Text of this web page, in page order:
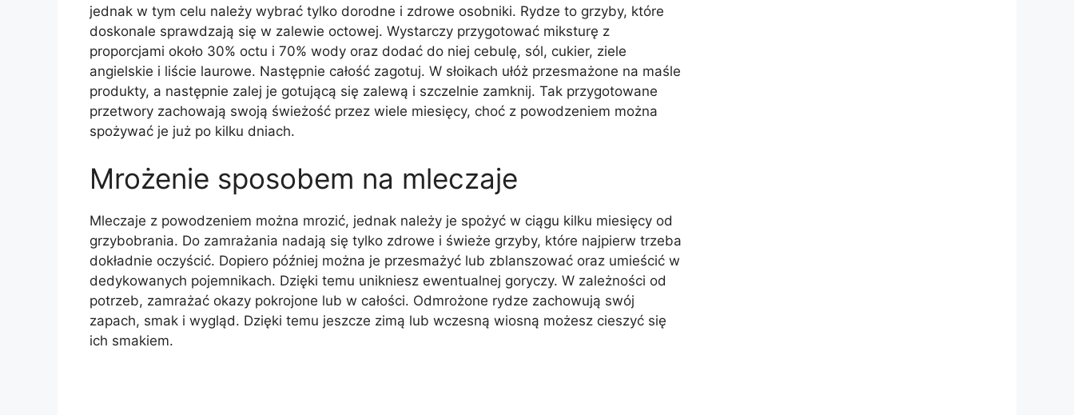
jednak w tym celu należy wybrać tylko dorodne i zdrowe osobniki. Rydze to grzyby, które
doskonale sprawdzają się w zalewie octowej. Wystarczy przygotować miksturę z
proporcjami około 30% octu i 70% wody oraz dodać do niej cebulę, sól, cukier, ziele
angielskie i liście laurowe. Następnie całość zagotuj. W słoikach ułóż przesmażone na maśle
produkty, a następnie zalej je gotującą się zalewą i szczelnie zamknij. Tak przygotowane
przetwory zachowają swoją świeżość przez wiele miesięcy, choć z powodzeniem można
spożywać je już po kilku dniach.
Mrożenie sposobem na mleczaje
Mleczaje z powodzeniem można mrozić, jednak należy je spożyć w ciągu kilku miesięcy od
grzybobrania. Do zamrażania nadają się tylko zdrowe i świeże grzyby, które najpierw trzeba
dokładnie oczyścić. Dopiero później można je przesmażyć lub zblanszować oraz umieścić w
dedykowanych pojemnikach. Dzięki temu unikniesz ewentualnej goryczy. W zależności od
potrzeb, zamrażać okazy pokrojone lub w całości. Odmrożone rydze zachowują swój
zapach, smak i wygląd. Dzięki temu jeszcze zimą lub wczesną wiosną możesz cieszyć się
ich smakiem.